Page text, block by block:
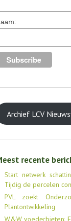
Archief LCV
recente
Start netwerk
Tijdig de percelen
PVL zoekt
Plantontwikkeling